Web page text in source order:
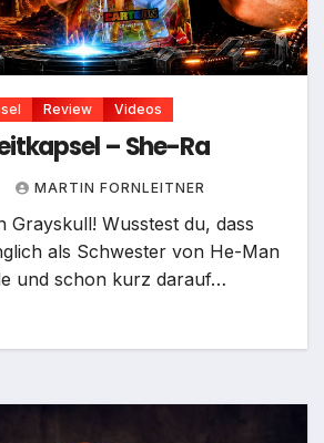
Review Videos
– She-Ra
MARTIN FORNLEITNER
Grayskull! Wusstest du, dass
als Schwester von He-Man
und schon kurz darauf…